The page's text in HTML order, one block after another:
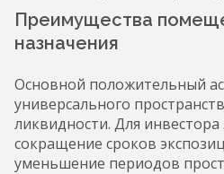
Преимущества
назначения
Основной положительный
универсального
ликвидности. Для инвестора
сокращение сроков
уменьшение периодов